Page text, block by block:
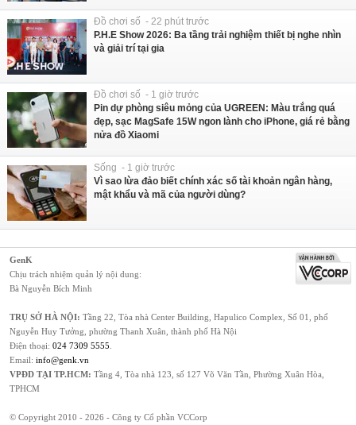
Đồ chơi số - 22 phút trước
P.H.E Show 2026: Ba tầng trải nghiệm thiết bị nghe nhìn
và giải trí tại gia
Đồ chơi số - 1 giờ trước
Pin dự phòng siêu mỏng của UGREEN: Màu trắng quá
đẹp, sạc MagSafe 15W ngon lành cho iPhone, giá rẻ bằng
nửa đồ Xiaomi
Sống - 1 giờ trước
Vì sao lừa đảo biết chính xác số tài khoản ngân hàng,
mật khẩu và mã của người dùng?
GenK
Chịu trách nhiệm quản lý nội dung:
Bà Nguyễn Bích Minh
TRỤ SỞ HÀ NỘI: Tầng 22, Tòa nhà Center Building, Hapulico Complex, Số 01, phố
Nguyễn Huy Tưởng, phường Thanh Xuân, thành phố Hà Nội
Điện thoại: 024 7309 5555
Email: info@genk.vn
VPĐD TẠI TP.HCM: Tầng 4, Tòa nhà 123, số 127 Võ Văn Tần, Phường Xuân Hòa,
TPHCM
© Copyright 2010 - 2026 - Công ty Cổ phần VCCorp